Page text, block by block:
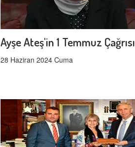
Ayşe Ateş'in 1 Temmuz Çağrısı
28 Haziran 2024 Cuma